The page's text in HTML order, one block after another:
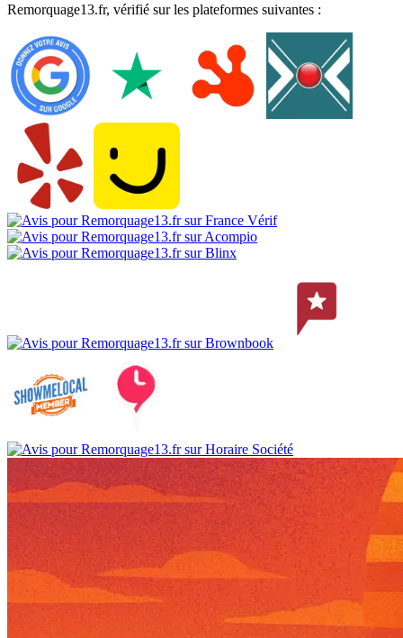
Remorquage13.fr, vérifié sur les plateformes suivantes :